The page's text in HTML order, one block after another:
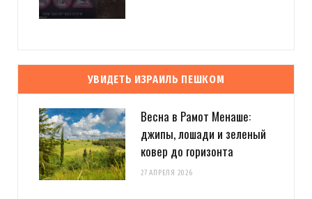
УВИДЕТЬ ИЗРАИЛЬ ПЕШКОМ
Весна в Рамот Менаше:
джипы, лошади и зеленый
ковер до горизонта
27 АПРЕЛЯ 2026